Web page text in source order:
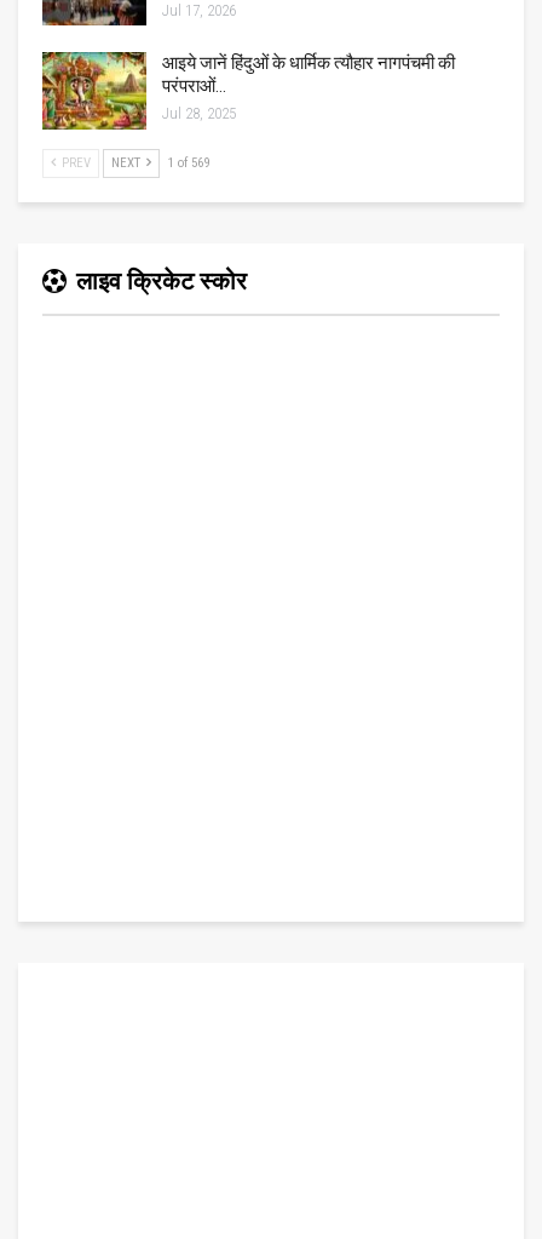
Jul 17, 2026
आइये जानें हिंदुओं के धार्मिक त्यौहार नागपंचमी की
परंपराओं…
Jul 28, 2025
PREV NEXT 1 of 569
लाइव क्रिकेट स्कोर